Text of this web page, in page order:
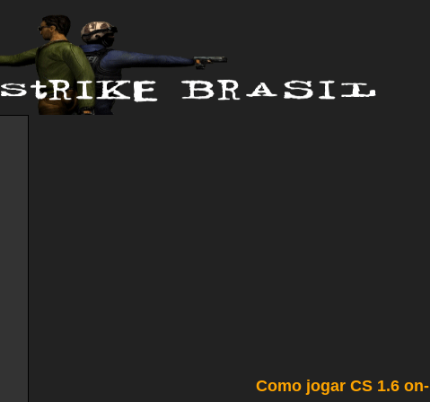
Como jogar CS 1.6